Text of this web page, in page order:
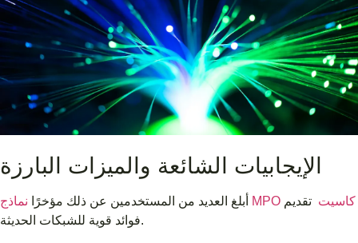
الإيجابيات الشائعة والميزات البارزة
أبلغ العديد من المستخدمين عن ذلك مؤخرًا نماذج MPO كاسيت تقديم
فوائد قوية للشبكات الحديثة.